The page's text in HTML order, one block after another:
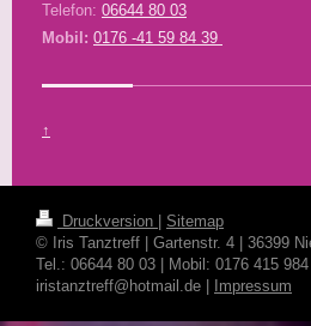
Telefon: 06644 80 03
Mobil: 0176 -41 59 84 39
↑
Druckversion
Sitemap
© Iris Tanztreff | Gartenstr. 4 | 36399
Tel.: 06644 80 03 | Mobil: 0176 415 984
iristanztreff@hotmail.de |
Impressum